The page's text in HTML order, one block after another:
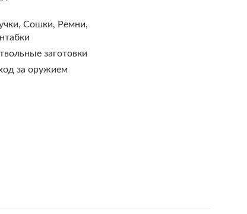
Сошки, Ремни,
заготовки
за оружием